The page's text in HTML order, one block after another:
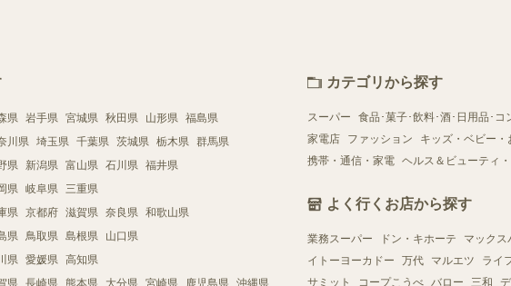
県 岩手県 宮城県 秋田県 山形県 福島県
川県 埼玉県 千葉県 茨城県 栃木県 群馬県
県 新潟県 富山県 石川県 福井県
県 岐阜県 三重県
県 京都府 滋賀県 奈良県 和歌山県
県 鳥取県 島根県 山口県
県 愛媛県 高知県
県 長崎県 熊本県 大分県 宮崎県 鹿児島県 沖縄県
カテゴリから探す
スーパー
食品･菓子･飲料･酒･日用品･コ
家電店
ファッション
キッズ・ベビー・
携帯・通信・家電 ヘルス＆ビューティ
よく行くお店から探す
業務スーパー ドン・キホーテ
マックス
イトーヨーカドー
万代 マルエツ
ライ
サミット
コープこうべ バロー 三和